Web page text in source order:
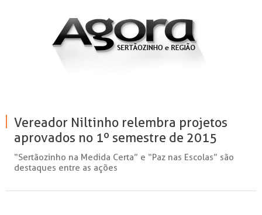
Vereador Niltinho relembra projetos
aprovados no 1º semestre de 2015
“Sertãozinho na Medida Certa” e “Paz nas Escolas” são
destaques entre as ações